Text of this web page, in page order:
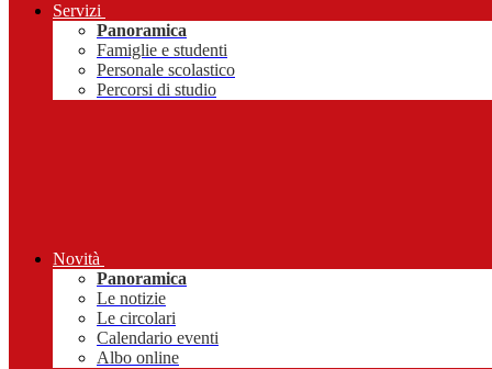
Servizi
Panoramica
Famiglie e studenti
Personale scolastico
Percorsi di studio
Novità
Panoramica
Le notizie
Le circolari
Calendario eventi
Albo online